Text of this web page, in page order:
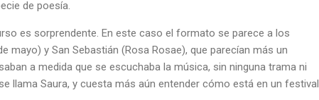
de poesía.
es sorprendente. En este caso el formato se parece a los
mayo) y San Sebastián (Rosa Rosae), que parecían más un
a medida que se escuchaba la música, sin ninguna trama ni
llama Saura, y cuesta más aún entender cómo está en un festival